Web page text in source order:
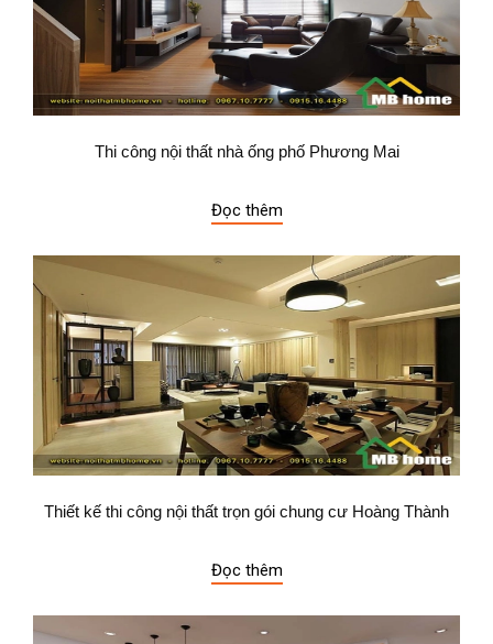
Thi công nội thất nhà ống phố Phương Mai
Đọc thêm
Thiết kế thi công nội thất trọn gói chung cư Hoàng Thành
Đọc thêm